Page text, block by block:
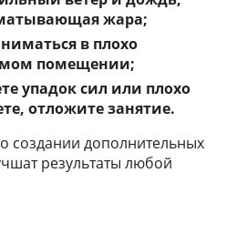
жара;
в плохо
помещении;
упадок сил или плохо
отложите занятие.
создании дополнительных
результаты любой